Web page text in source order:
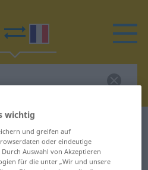
Übersetzung
wichtig
und greifen auf
oder eindeutige
Auswahl von Akzeptieren
für die unter „Wir und unsere